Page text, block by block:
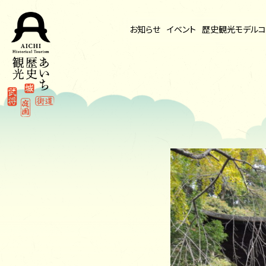
お知らせ イベント 歴史観光モデル